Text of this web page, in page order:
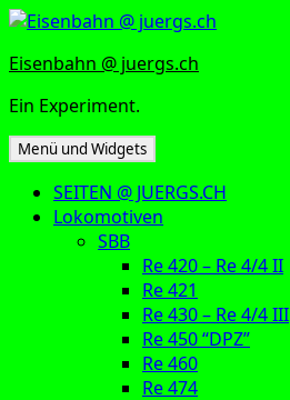
Zum
springen
Eisenbahn @ juergs.ch
Ein Experiment.
Menü und Widgets
SEITEN @ JUERGS.CH
Lokomotiven
SBB
Re 420 – Re 4/4 II
Re 421
Re 430 – Re 4/4 III
Re 450 “DPZ”
Re 460
Re 474